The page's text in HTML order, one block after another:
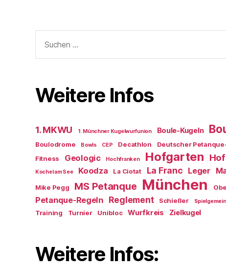
nach:
Weitere Infos
1. MKWU 1. Münchner Kugelwurfunion Boule-Kugeln
Boulodrome Bowls CEP Decathlon Deutscher
Fitness Geologic Hochfranken Hofgarten
Kochel am See Koodza La Ciotat La Franc Leger
Mike Pegg MS Petanque München
Petanque-Regeln Reglement Schießer
Training
Turnier Unibloc Wurfkreis Zielkugel
Weitere Infos: